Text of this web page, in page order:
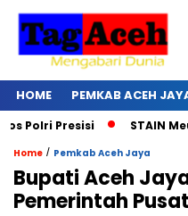
HOME PEMKAB ACEH
Presisi STAIN
Home / Pemkab Aceh Jaya
Bupati Aceh
Pemerintah Pusat